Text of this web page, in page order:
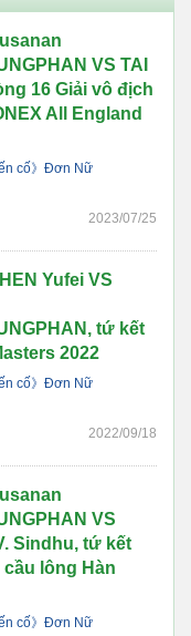
VS TAI
16 Giải vô địch
All England
cố》Đơn Nữ
2023/07/25
Yufei VS
tứ kết
2022
cố》Đơn Nữ
2022/09/18
VS
Sindhu, tứ kết
lông Hàn
cố》Đơn Nữ